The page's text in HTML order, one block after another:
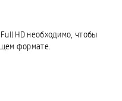
HD необходимо, чтобы
формате.